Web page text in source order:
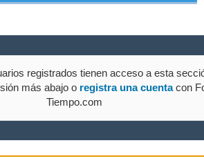
registrados tienen acceso a esta
más abajo o registra una cuentacon
Tiempo.com